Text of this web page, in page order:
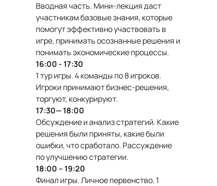
Вводная часть. Мини-лекция даст
участникам базовые знания, которые
помогут эффективно участвовать в
игре, принимать осознанные решения и
понимать экономические процессы.
16:00 - 17:30
1 тур игры. 4 команды по 8 игроков.
Игроки принимают бизнес-решения,
торгуют, конкурируют.
17:30— 18:00
Обсуждение и анализ стратегий. Какие
решения были приняты, какие были
ошибки, что сработало. Рассуждение
по улучшению стратегии.
18:00 – 19:20
Финал игры. Личное первенство. 1